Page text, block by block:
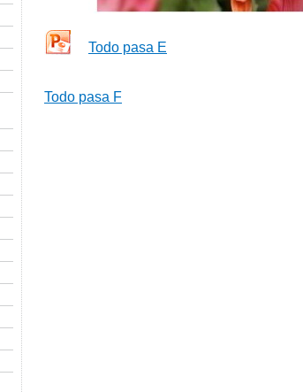
Todo pasa E
Todo pasa F